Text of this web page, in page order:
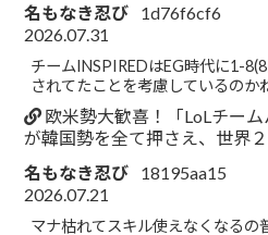
名もなき忍び
1d76f6cf6
2026.07.31
チームINSPIREDはEG時代に1-
されてたことを考慮しているのか
欧米勢大歓喜！「LoLチー
が韓国勢を全て押さえ、世界
名もなき忍び
18195aa15
2026.07.21
マナ枯れてスキル使えなくなるの